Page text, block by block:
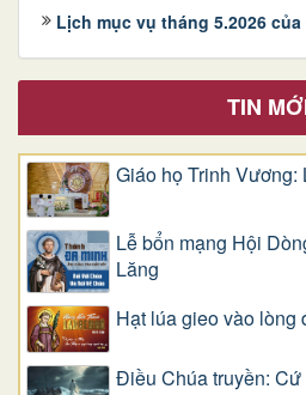
Lịch mục vụ tháng 5.2026
TIN
Giáo họ Trinh
Lễ bổn mạng Hội
Lăng
Hạt lúa gieo vào lòng
Điều Chúa truyền: Cứ